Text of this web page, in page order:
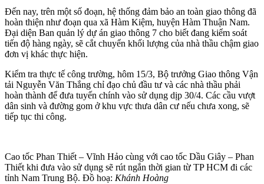
Đến nay, trên một số đoạn, hệ thống đảm bảo an toàn giao thông đã
hoàn thiện như đoạn qua xã Hàm Kiệm, huyện Hàm Thuận Nam.
Đại diện Ban quản lý dự án giao thông 7 cho biết đang kiểm soát
tiến độ hàng ngày, sẽ cắt chuyển khối lượng của nhà thầu chậm giao
đơn vị khác thực hiện.
Kiểm tra thực tế công trường, hôm 15/3, Bộ trưởng Giao thông Vận
tải Nguyễn Văn Thắng chỉ đạo chủ đầu tư và các nhà thầu phải
hoàn thành để đưa tuyến chính vào sử dụng dịp 30/4. Các cầu vượt
dân sinh và đường gom ở khu vực thưa dân cư nếu chưa xong, sẽ
tiếp tục thi công.
Cao tốc Phan Thiết – Vĩnh Hảo cùng với cao tốc Dầu Giây – Phan
Thiết khi đưa vào sử dụng sẽ rút ngắn thời gian từ TP HCM đi các
tỉnh Nam Trung Bộ. Đồ hoạ: Khánh Hoàng